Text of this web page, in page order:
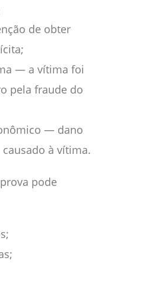
de obter
— a vítima foi
pela fraude do
— dano
à vítima.
pode